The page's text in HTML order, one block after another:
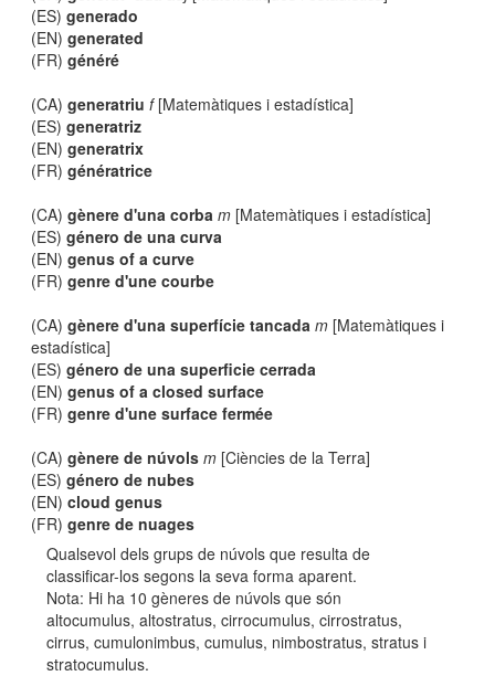
(ES)generado
(EN)generated
(FR)généré
(CA)generatriu f[Matemàtiques i estadística]
(ES)generatriz
(EN)generatrix
(FR)génératrice
(CA)gènere d'una corba m [Matemàtiques i estadística]
(ES)género de una curva
(EN)genus of a curve
(FR)genre d'une courbe
(CA)gènere d'una superfície tancada m [Matemàtiques i
estadística]
(ES)género de una superficie cerrada
(EN)genus of a closed surface
(FR)genre d'une surface fermée
(CA)gènere de núvols m [Ciències de la Terra]
(ES)género de nubes
(EN)cloud genus
(FR)genre de nuages
Qualsevol dels grups de núvols que resulta de
classificar-los segons la seva forma aparent.
Nota: Hi ha 10 gèneres de núvols que són
altocumulus, altostratus, cirrocumulus, cirrostratus,
cirrus, cumulonimbus, cumulus, nimbostratus, stratus i
stratocumulus.